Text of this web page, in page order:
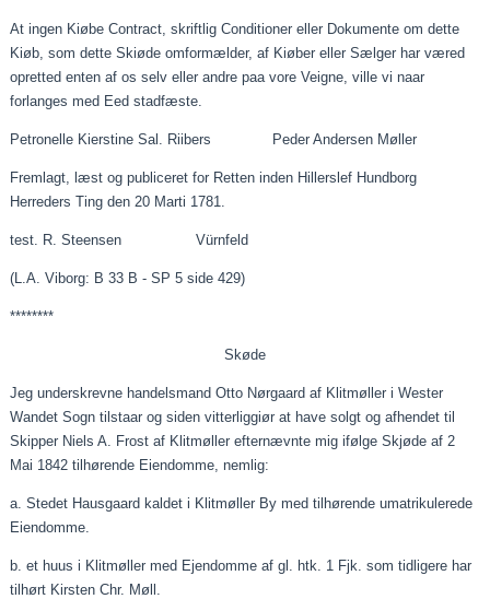
At ingen Kiøbe Contract , skriftligConditioner eller Dokumente om dette
Kiøb , som detteSkiøde omformælder, af Kiøber eller Sælger harværed
opretted enten af os selv eller andrepaa vore Veigne , ville vinaar
forlanges med Eed stadfæste.
Petronelle Kierstine Sal. Riibers Peder Andersen Møller
Fremlagt, læst og publiceret for Retten inden Hillerslef Hundborg
Herreders Ting den 20 Marti 1781.
test. R. SteensenVürnfeld
(L.A. Viborg: B 33 B - SP 5 side 429)
********
Skøde
Jeg underskrevne handelsmand Otto Nørgaard af Klitmøller i Wester
Wandet Sogntilstaar og sidenvitterliggiør at have solgt ogafhendet til
Skipper Niels A. Frost af Klitmøller efternævnte mig ifølge Skjøde af 2
Mai 1842 tilhørende Eiendomme, nemlig:
a. Stedet Hausgaard kaldet i Klitmøller By med tilhørende umatrikulerede
Eiendomme.
b. et huus i Klitmøller med Ejendomme af gl. htk. 1 Fjk . som tidligere har
tilhørt Kirsten Chr. Møll